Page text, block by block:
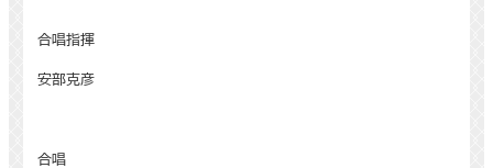
合唱指揮
安部克彦
合唱